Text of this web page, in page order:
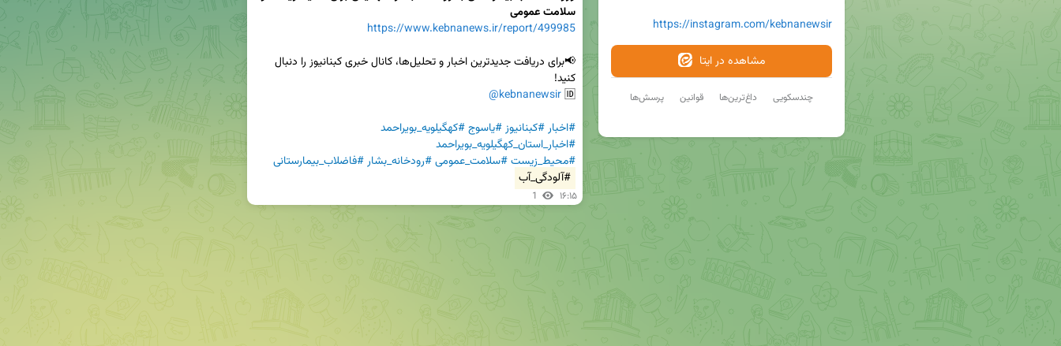
https://instagram.com/kebnanewsir
مشاهده در ایتا
پرسش‌ها قوانین داغ‌ترین‌ها چندسکویی
سلامت عمومی
https://www.kebnanews.ir/report/499985
🆔
@kebnanewsir
#اخبار#کبنانیوز#یاسوج#کهگیلویه_بویراحمد
#اخبار_استان_کهگیلویه_بویراحمد
#محیط_زیست#سلامت_عمومی#رودخانه_بشار#فاضلاب_بیمارستانی
#آلودگی_آب
1 ۱۶:۱۵